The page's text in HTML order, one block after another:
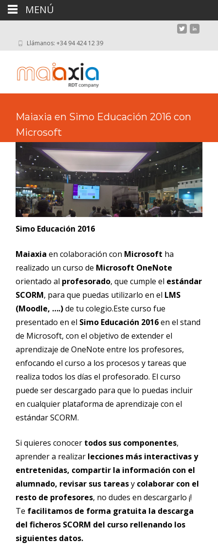
Llámanos: +34 94 424 12 39
Maiaxia en Simo Educación 2016 con
Microsoft
Simo Educación 2016
Maiaxia en colaboración con Microsoft ha
realizado un curso de Microsoft OneNote
orientado al profesorado, que cumple el estándar
SCORM, para que puedas utilizarlo en el LMS
(Moodle, ….)de tu colegio.Este curso fue
presentado en el Simo Educación 2016en el stand
de Microsoft, con el objetivo de extender el
aprendizaje de OneNote entre los profesores,
enfocando el curso a los procesos y tareas que
realiza todos los días el profesorado. El curso
puede ser descargado para que lo puedas incluir
en cualquier plataforma de aprendizaje con el
estándar SCORM.
Si quieres conocer todos sus componentes,
aprender a realizar lecciones más interactivas y
entretenidas, compartir la información con el
alumnado, revisar sus tareasy colaborar con el
resto de profesores, no dudes en descargarlo ¡!
Te facilitamos de forma gratuita la descarga
del ficheros SCORM del curso rellenando los
siguientes datos.
MENÚ